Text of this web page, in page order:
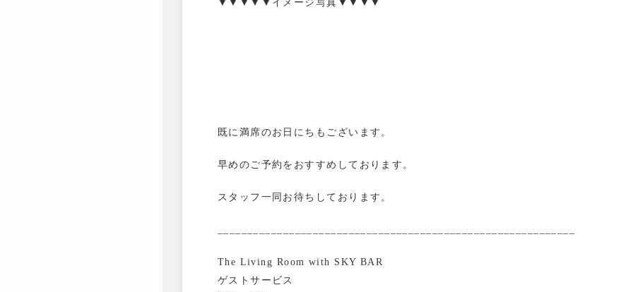
既に満席のお日にちもございます。
早めのご予約をおすすめしております。
スタッフ一同お待ちしております。
The Living Room with SKY BAR
ゲストサービス